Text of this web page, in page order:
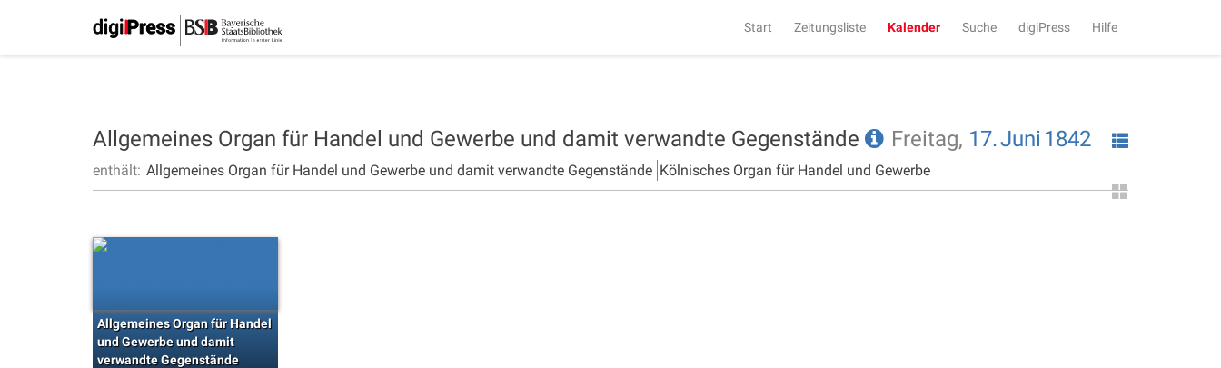
Start Zeitungsliste Kalender Suche digiPress Hilfe
Allgemeines Organ für Handel und Gewerbe und damit verwandte Gegenstände Freitag, 17.Juni 1842
enthält: Allgemeines Organ für Handel und Gewerbe und damit verwandte Gegenstände Kölnisches Organ für Handel und Gewerbe
Allgemeines Organ für Handel
und Gewerbe und damit
verwandte Gegenstände